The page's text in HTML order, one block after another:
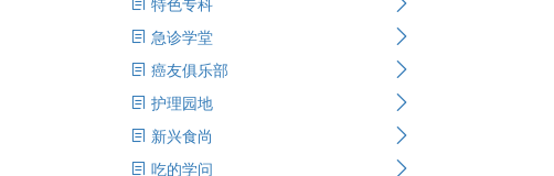
急诊学堂
癌友俱乐部
护理园地
新兴食尚
吃的学问